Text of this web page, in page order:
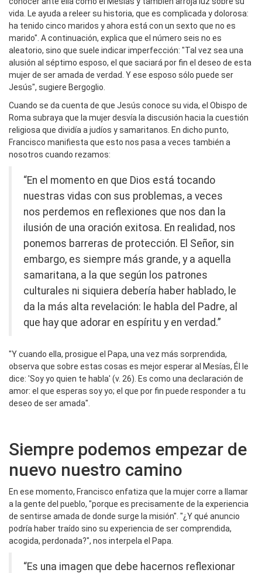
vida. Le ayuda a releer su historia, que es complicada y dolorosa:
ha tenido cinco maridos y ahora está con un sexto que no es
marido". A continuación, explica que el número seis no es
aleatorio, sino que suele indicar imperfección: "Tal vez sea una
alusión al séptimo esposo, el que saciará por fin el deseo de esta
mujer de ser amada de verdad. Y ese esposo sólo puede ser
Jesús", sugiere Bergoglio.
Cuando se da cuenta de que Jesús conoce su vida, el Obispo de
Roma subraya que la mujer desvía la discusión hacia la cuestión
religiosa que dividía a judíos y samaritanos. En dicho punto,
Francisco manifiesta que esto nos pasa a veces también a
nosotros cuando rezamos:
“En el momento en que Dios está tocando
nuestras vidas con sus problemas, a veces
nos perdemos en reflexiones que nos dan la
ilusión de una oración exitosa. En realidad, nos
ponemos barreras de protección. El Señor, sin
embargo, es siempre más grande, y a aquella
samaritana, a la que según los patrones
culturales ni siquiera debería haber hablado, le
da la más alta revelación: le habla del Padre, al
que hay que adorar en espíritu y en verdad.”
"Y cuando ella, prosigue el Papa, una vez más sorprendida,
observa que sobre estas cosas es mejor esperar al Mesías, Él le
dice: 'Soy yo quien te habla' (v. 26). Es como una declaración de
amor: el que esperas soy yo; el que por fin puede responder a tu
deseo de ser amada".
Siempre podemos empezar de
nuevo nuestro camino
En ese momento, Francisco enfatiza que la mujer corre a llamar
a la gente del pueblo, "porque es precisamente de la experiencia
de sentirse amada de donde surge la misión". "¿Y qué anuncio
podría haber traído sino su experiencia de ser comprendida,
acogida, perdonada?", nos interpela el Papa.
“Es una imagen que debe hacernos reflexionar